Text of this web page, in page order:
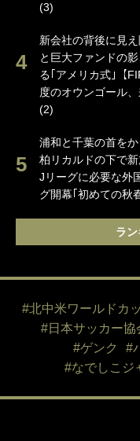
(3)
新会社の背後に見
と巨大ファンドの
る｢アメリカ式｣【
度のオウンゴール
(2)
浦和と千葉の首をか
柏リカルドの下で
Jリーグに必要な外
グ開幕｢初めての秋
ラ
#北中米ワールドカ
#日本サッカー協
#ゲンク
#
#なでしこジ